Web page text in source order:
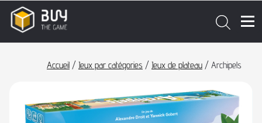
Accueil / Jeux par catégories / Jeux de plateau / Archipels